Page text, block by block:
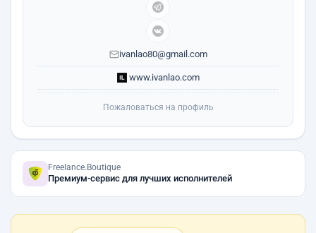
ivanlao80@gmail.com
www.ivanlao.com
Пожаловаться на профиль
Freelance.Boutique
Премиум-сервис для лучших исполнителей